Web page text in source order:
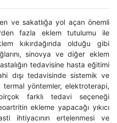
ve sakatlığa yol açan önemli
fazla eklem tutulumu ile
kıkırdağında olduğu gibi
sinovya ve diğer eklem
tedavisine hasta eğitimi
dışı tedavisinde sistemik ve
yöntemler, elektroterapi,
farklı tedavi seçeneği
ekleme yapacağı yıkıcı
ihtiyacının ertelenmesi ve